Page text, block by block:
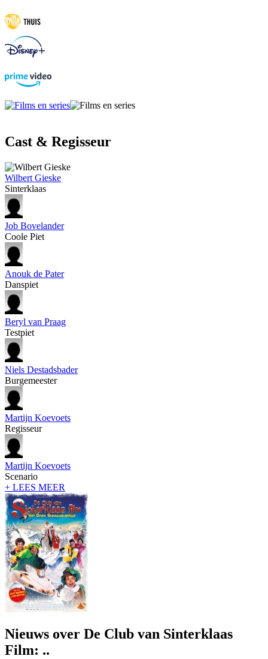
Cast & Regisseur
Wilbert Gieske
Sinterklaas
Job Bovelander
Coole Piet
Anouk de Pater
Danspiet
Beryl van Praag
Testpiet
Niels Destadsbader
Burgemeester
Martijn Koevoets
Regisseur
Martijn Koevoets
Scenario
+ LEES MEER
Nieuws over De Club van Sinterklaas
Film: ..